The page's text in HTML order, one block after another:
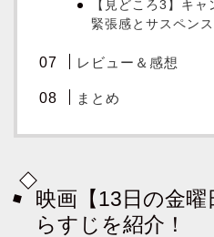
【見どころ3】キ
緊張感とサスペンス
レビュー＆感想
まとめ
映画【13日の金
らすじを紹介！